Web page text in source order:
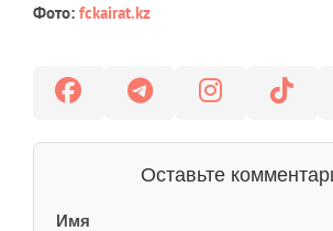
Фото: fckairat.kz
Оставьте
Имя